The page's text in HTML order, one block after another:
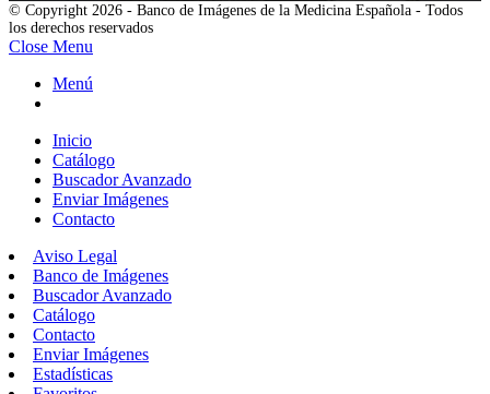
© Copyright 2026 - Banco de Imágenes de la Medicina Española - Todos
los derechos reservados
Close Menu
Menú
Inicio
Catálogo
Buscador Avanzado
Enviar Imágenes
Contacto
Aviso Legal
Banco de Imágenes
Buscador Avanzado
Catálogo
Contacto
Enviar Imágenes
Estadísticas